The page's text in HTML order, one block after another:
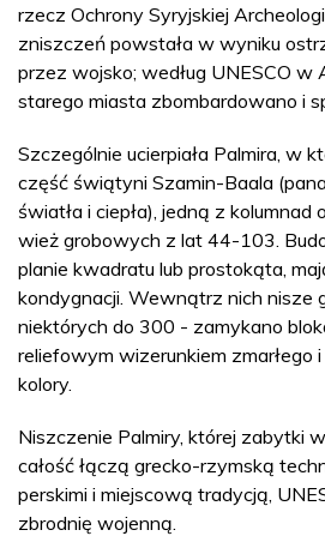
rzecz Ochrony Syryjskiej
zniszczeń powstała w wyniku
przez wojsko; według UNESCO w
starego miasta zbombardowano i
Szczególnie ucierpiała Palmira, w
część świątyni Szamin-Baala
światła i ciepła), jedną z kolumnad
wież grobowych z lat 44-103.
planie kwadratu lub prostokąta,
kondygnacji. Wewnątrz nich nisze
niektórych do 300 - zamykano
reliefowym wizerunkiem zmarłego
kolory.
Niszczenie Palmiry, której zabytki
całość łączą grecko-rzymską
perskimi i miejscową tradycją,
zbrodnię wojenną.